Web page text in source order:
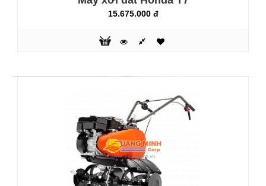
Máy rửa xe mô tơ cảm ứng từ Fujihaia PW96E
3.800.000 đ 2.300.000 đ
15.675.000 đ